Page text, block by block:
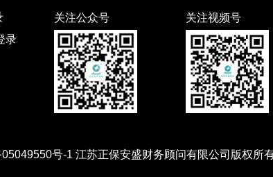
录
关注公众号 关注视频号
号-1 江苏正保安盛财务顾问有限公司版权所